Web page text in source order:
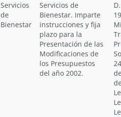
Servicios
de
Bienestar
Servicios de
Bienestar. Imparte
instrucciones y fija
plazo para la
Presentación de las
Modificaciones de
los Presupuestos
del año 2002.